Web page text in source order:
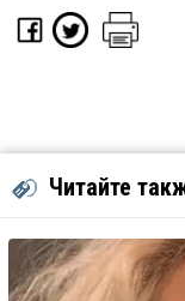
Читайте